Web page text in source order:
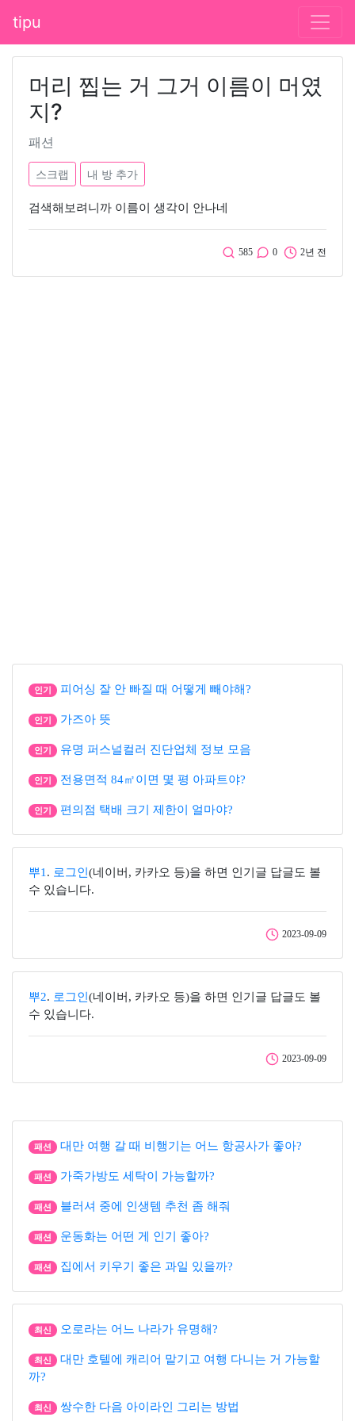
tipu
머리 찝는 거 그거 이름이 머였
지?
패션
스크랩 내 방 추가
검색해보려니까 이름이 생각이 안나네
585 0 2년 전
인기 피어싱 잘 안 빠질 때 어떻게 빼야해?
인기 가즈아 뜻
인기 유명 퍼스널컬러 진단업체 정보 모음
인기 전용면적 84㎡이면 몇 평 아파트야?
인기 편의점 택배 크기 제한이 얼마야?
뿌1 . 로그인 (네이버, 카카오 등)을 하면 인기글 답글도 볼
수 있습니다.
2023-09-09
뿌2. 로그인 (네이버, 카카오 등)을 하면 인기글 답글도 볼
수 있습니다.
2023-09-09
패션 대만 여행 갈 때 비행기는 어느 항공사가 좋아?
패션 가죽가방도 세탁이 가능할까?
패션 블러셔 중에 인생템 추천 좀 해줘
패션 운동화는 어떤 게 인기 좋아?
패션 집에서 키우기 좋은 과일 있을까?
최신 오로라는 어느 나라가 유명해?
최신
대만 호텔에 캐리어 맡기고 여행 다니는 거 가능할
까?
최신 쌍수한 다음 아이라인 그리는 방법